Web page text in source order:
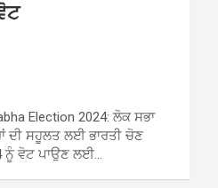
Election 2024: ਲੋਕ ਸਭਾ
ਦੀ ਸਹੂਲਤ ਲਈ ਭਾਰਤੀ ਚੋਣ
ਨੂੰ ਵੋਟ ਪਾਉਣ ਲਈ…